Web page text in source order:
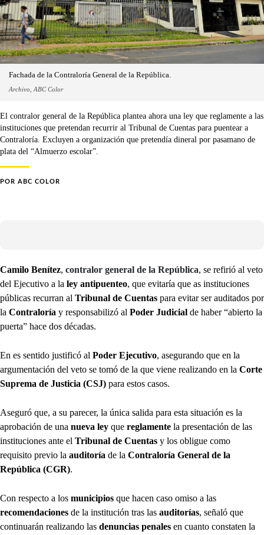
Fachada de la Contraloría General de la República.
Archivo, ABC Color
El contralor general de la República plantea ahora una ley que reglamente a las
instituciones que pretendan recurrir al Tribunal de Cuentas para puentear a
Contraloría. Excluyen a organización que pretendía dineral por pasamano de
plata del “Almuerzo escolar”.
POR ABC COLOR
Camilo Benítez, contralor general de la República, se refirió al veto
del Ejecutivo a la ley antipuenteo, que evitaría que as instituciones
públicas recurran al Tribunal de Cuentas para evitar ser auditados por
la Contraloría y responsabilizó al Poder Judicial de haber “abierto la
puerta” hace dos décadas.
En es sentido justificó al Poder Ejecutivo, asegurando que en la
argumentación del veto se tomó de la que viene realizando en la Corte
Suprema de Justicia (CSJ) para estos casos.
Aseguró que, a su parecer, la única salida para esta situación es la
aprobación de una nueva ley que reglamente la presentación de las
instituciones ante el Tribunal de Cuentas y los obligue como
requisito previo la auditoría de la Contraloría General de la
República (CGR).
Con respecto a los municipios que hacen caso omiso a las
recomendaciones de la institución tras las auditorías, señaló que
continuarán realizando las denuncias penales en cuanto constaten la